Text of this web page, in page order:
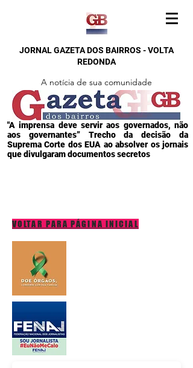
JORNAL GAZETA DOS BAIRROS - VOLTA
REDONDA
A notícia de sua comunidade
"A imprensa deve servir aos governados, não
aos governantes” Trecho da decisão da
Suprema Corte dos EUA ao absolver os jornais
que divulgaram documentos secretos
VOLTAR PARA PÁGINA INICIAL